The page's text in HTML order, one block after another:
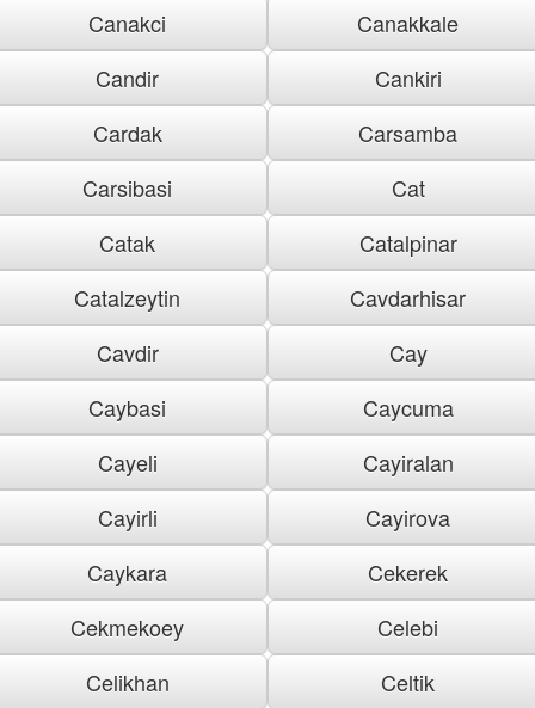
Canakci
Canakkale
Candir
Cankiri
Cardak
Carsamba
Carsibasi
Cat
Catak
Catalpinar
Catalzeytin
Cavdarhisar
Cavdir
Cay
Caybasi
Caycuma
Cayeli
Cayiralan
Cayirli
Cayirova
Caykara
Cekerek
Cekmekoey
Celebi
Celikhan
Celtik